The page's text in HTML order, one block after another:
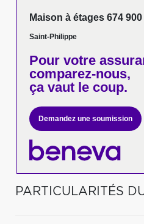
Maison à étages 674 900
Saint-Philippe
Pour votre
comparez-nous,
ça vaut le coup.
Demandez une soumission
PARTICULARITÉS